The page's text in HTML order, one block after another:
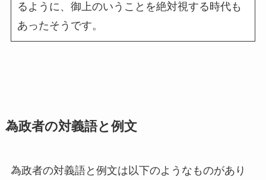
るように、御上のいうことを絶対視する時代も
あったそうです。
為政者の対義語と例文
為政者の対義語と例文は以下のようなものがあり